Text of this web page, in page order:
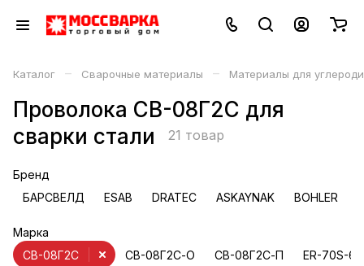
Каталог – Сварочные материалы – Материалы для
Проволока СВ-08Г2С для
сварки стали
21 товар
Бренд
БАРСВЕЛД
ESAB DRATEC ASKAYNAK BOHLER
Марка
СВ-08Г2С
СВ-08Г2С-О СВ-08Г2С-П ER-70S-6